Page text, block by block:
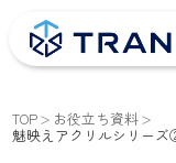
TOP お役立ち資料
魅映えアクリルシリー